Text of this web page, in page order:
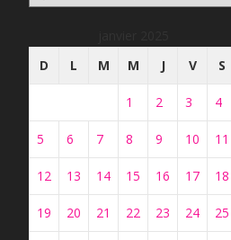
D
L M M J V S
1 2 3 4
5 6 7 8 9 10 11
12 13 14 15 16 17 18
19 20 21 22 23 24 25